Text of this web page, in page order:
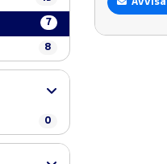
7
8
0